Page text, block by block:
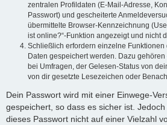
zentralen Profildaten (E-Mail-Adresse,
Passwort) und gescheiterte
übermittelte Browser-Kennzeichnung
ist online?“-Funktion angezeigt und nicht
Schließlich erfordern einzelne Funktionen
Daten gespeichert werden. Dazu
bei Umfragen, der Gelesen-Status von
von dir gesetzte Lesezeichen oder
Dein Passwort wird mit einer Einwege-
gespeichert, so dass es sicher ist. Jedoch
dieses Passwort nicht auf einer Vielzahl